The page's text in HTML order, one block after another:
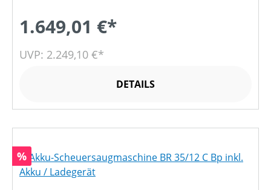
1.649,01 €*
UVP: 2.249,10 €*
DETAILS
Rabatt
%